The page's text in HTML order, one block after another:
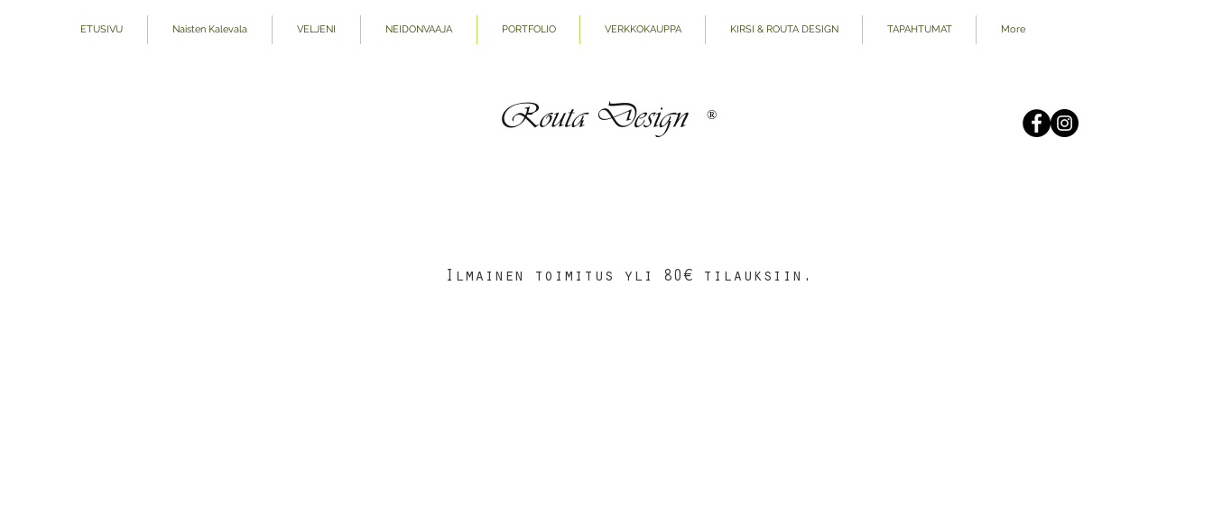
ETUSIVU Naisten Kalevala VELJENI NEIDONVAAJA PORTFOLIO VERKKOKAUPPA KIRSI & ROUTA DESIGN TAPAHTUMAT More
Routa Design ®
Ilmainen toimitus yli 80€ tilauksiin.